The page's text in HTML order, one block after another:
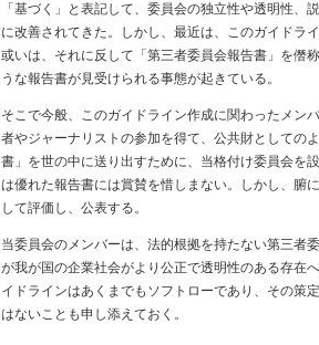
「基づく」と表記して、委員会の独立性や透明性、
に改善されてきた。しかし、最近は、このガイドラ
或いは、それに反して「第三者委員会報告書」を僭
うな報告書が見受けられる事態が起きている。
そこで今般、このガイドライン作成に関わったメン
者やジャーナリストの参加を得て、公共財としての
書」を世の中に送り出すために、当格付け委員会を
は優れた報告書には賞賛を惜しまない。しかし、腑
して評価し、公表する。
当委員会のメンバーは、法的根拠を持たない第三者
が我が国の企業社会がより公正で透明性のある存在
イドラインはあくまでもソフトローであり、その策
はないことも申し添えておく。